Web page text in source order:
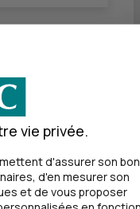
vie privée.
d'assurer son bon
d'en mesurer son
et de vous proposer